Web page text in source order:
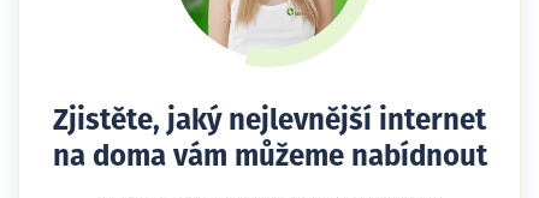
Zjistěte, jaký nejlevnější internet
na doma vám můžeme nabídnout